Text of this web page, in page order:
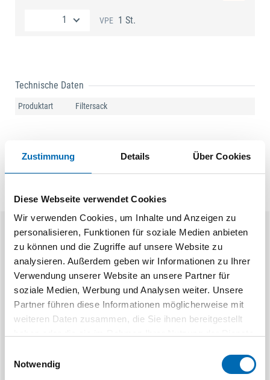
Zustimmung Details Über Cookies
Diese Webseite verwendet Cookies
Wir verwenden Cookies, um Inhalte und Anzeigen zu
personalisieren, Funktionen für soziale Medien anbieten
zu können und die Zugriffe auf unsere Website zu
analysieren. Außerdem geben wir Informationen zu Ihrer
Verwendung unserer Website an unsere Partner für
soziale Medien, Werbung und Analysen weiter. Unsere
Partner führen diese Informationen möglicherweise mit
weiteren Daten zusammen, die Sie ihnen bereitgestellt
Notwendig
VPE 1 St.
Technische Daten
Produktart Filtersack
Ähnliche Produkte
Longlife-